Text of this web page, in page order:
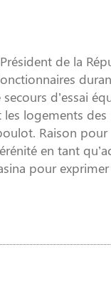
de la
d’essai
logements des
Raison pour
en tant
pour exprimer